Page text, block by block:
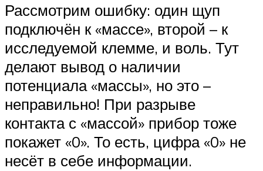
Рассмотрим ошибку: один щуп
подключён к «массе», второй – к
исследуемой клемме, и воль. Тут
делают вывод о наличии
потенциала «массы», но это –
неправильно! При разрыве
контакта с «массой» прибор тоже
покажет «0». То есть, цифра «0» не
несёт в себе информации.